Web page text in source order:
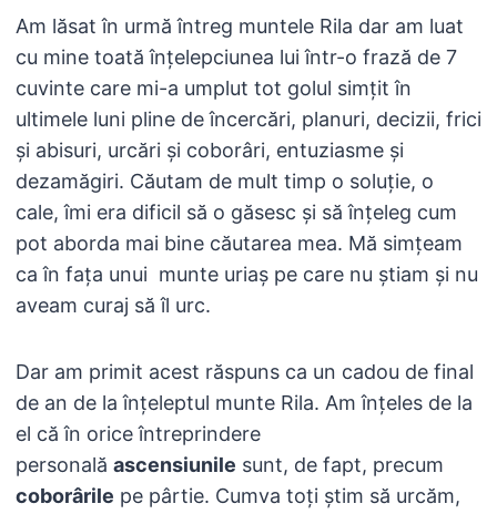
Am lăsat în urmă întreg muntele Rila dar am luat
cu mine toată înțelepciunea lui într-o frază de 7
cuvinte care mi-a umplut tot golul simțit în
ultimele luni pline de încercări, planuri, decizii, frici
și abisuri, urcări și coborâri, entuziasme și
dezamăgiri. Căutam de mult timp o soluție, o
cale, îmi era dificil să o găsesc și să înțeleg cum
pot aborda mai bine căutarea mea. Mă simțeam
ca în fața unui munte uriaș pe care nu știam și nu
aveam curaj să îl urc.
Dar am primit acest răspuns ca un cadou de final
de an de la înțeleptul munte Rila. Am înțeles de la
el că în orice întreprindere
personală ascensiunile sunt, de fapt, precum
coborârile pe pârtie. Cumva toți știm să urcăm,